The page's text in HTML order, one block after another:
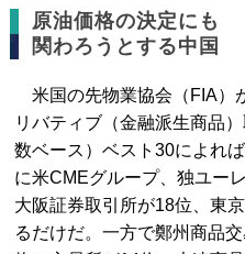
原油価格の決定にも
関わろうとする中国
米国の先物業協会（FIA）
リバティブ（金融派生商品
数ベース）ベスト30によれ
に米CMEグループ、独ユー
大阪証券取引所が18位、東
るだけだ。一方で鄭州商品